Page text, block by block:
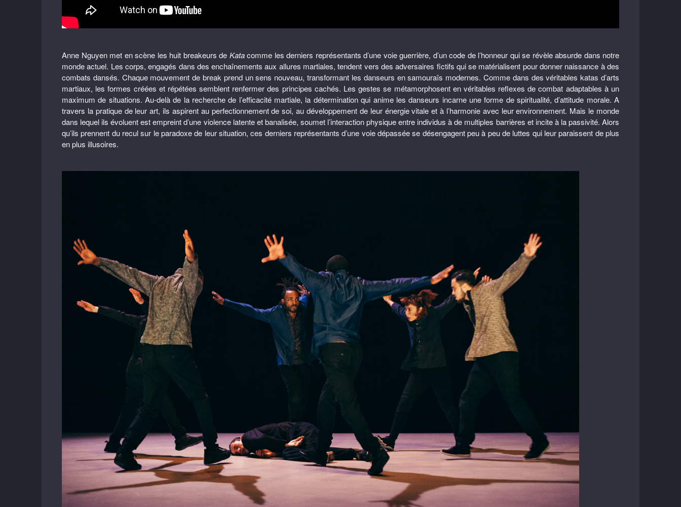
Anne Nguyen met en scène les huit breakeurs de Katacomme les derniers représentants d’une voie guerrière, d’un code de l’honneur qui se révèle absurde dans notre
monde actuel. Les corps, engagés dans des enchaînements aux allures martiales, tendent vers des adversaires fictifs qui se matérialisent pour donner naissance à des
combats dansés. Chaque mouvement de break prend un sens nouveau, transformant les danseurs en samouraïs modernes. Comme dans des véritables katas d’arts
martiaux, les formes créées et répétées semblent renfermer des principes cachés. Les gestes se métamorphosent en véritables reflexes de combat adaptables à un
maximum de situations. Au-delà de la recherche de l’efficacité martiale, la détermination qui anime les danseurs incarne une forme de spiritualité, d’attitude morale. A
travers la pratique de leur art, ils aspirent au perfectionnement de soi, au développement de leur énergie vitale et à l’harmonie avec leur environnement. Mais le monde
dans lequel ils évoluent est empreint d’une violence latente et banalisée, soumet l’interaction physique entre individus à de multiples barrières et incite à la passivité. Alors
qu’ils prennent du recul sur le paradoxe de leur situation, ces derniers représentants d’une voie dépassée se désengagent peu à peu de luttes qui leur paraissent de plus
en plus illusoires.